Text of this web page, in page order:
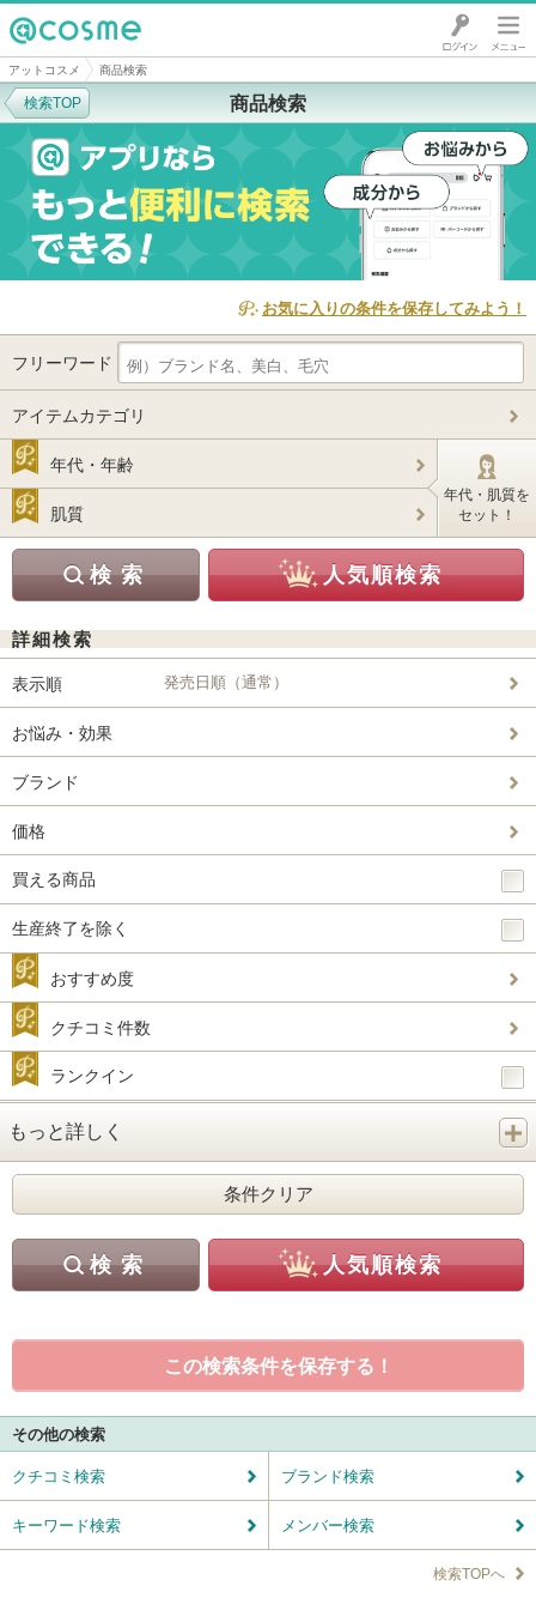
@cosme
アットコスメ 商品検索
商品検索
検索TOP
お気に入りの条件を保存してみよう！
フリーワード
アイテムカテゴリ
年代・年齢
肌質
年代・肌質を
セット！
詳細検索
表示順 発売日順（通常）
お悩み・効果
ブランド
価格
買える商品
生産終了を除く
おすすめ度
クチコミ件数
ランクイン
もっと詳しく
この検索条件を保存する！
その他の検索
クチコミ検索 ブランド検索
キーワード検索 メンバー検索
検索TOPへ